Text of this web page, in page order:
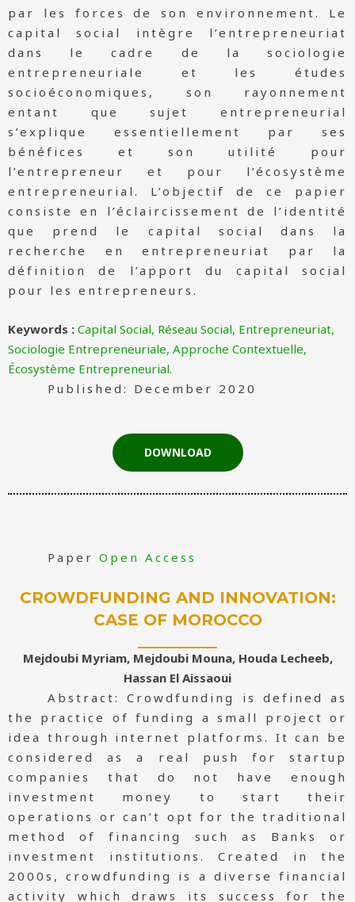
par les forces de son environnement. Le
capital social intègre l’entrepreneuriat
dans le cadre de la sociologie
entrepreneuriale et les études
socioéconomiques, son rayonnement
entant que sujet entrepreneurial
s’explique essentiellement par ses
bénéfices et son utilité pour
l’entrepreneur et pour l’écosystème
entrepreneurial. L’objectif de ce papier
consiste en l’éclaircissement de l’identité
que prend le capital social dans la
recherche en entrepreneuriat par la
définition de l’apport du capital social
pour les entrepreneurs.
Keywords : Capital Social, Réseau Social, Entrepreneuriat,
Sociologie Entrepreneuriale, Approche Contextuelle,
Écosystème Entrepreneurial.
Published: December 2020
DOWNLOAD
Paper Open Access
CROWDFUNDING AND INNOVATION:
CASE OF MOROCCO
Mejdoubi Myriam, Mejdoubi Mouna, Houda Lecheeb,
Hassan El Aissaoui
Abstract: Crowdfunding is defined as
the practice of funding a small project or
idea through internet platforms. It can be
considered as a real push for startup
companies that do not have enough
investment money to start their
operations or can’t opt for the traditional
method of financing such as Banks or
investment institutions. Created in the
2000s, crowdfunding is a diverse financial
activity which draws its success for the